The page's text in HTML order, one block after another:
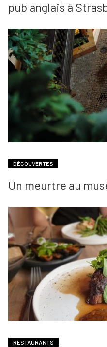
pub anglais à
DÉCOUVERTES
Un meurtre au
RESTAURANTS